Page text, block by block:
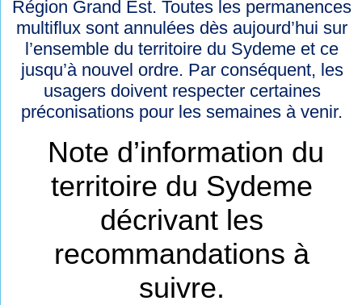
Région Grand Est. Toutes les permanences
multiflux sont annulées dès aujourd’hui sur
l’ensemble du territoire du Sydeme et ce
jusqu’à nouvel ordre. Par conséquent, les
usagers doivent respecter certaines
préconisations pour les semaines à venir.
Note d’information du
territoire du Sydeme
décrivant les
recommandations à
suivre.